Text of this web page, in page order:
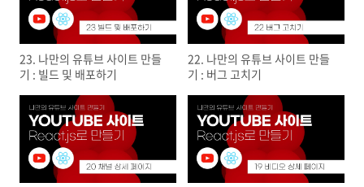
23. 나만의 유튜브 사이트 만들
기 : 빌드 및 배포하기
22. 나만의 유튜브 사이트 만들
기 : 버그 고치기